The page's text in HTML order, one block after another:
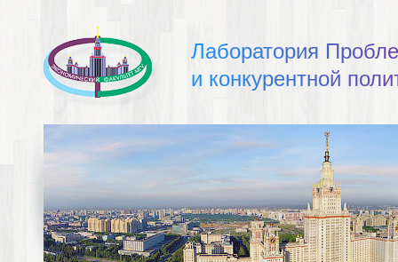
Лаборатория Пробле
и конкурентной поли